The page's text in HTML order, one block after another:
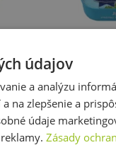
údajov
a analýzu
na zlepšenie a
údaje
Zásady